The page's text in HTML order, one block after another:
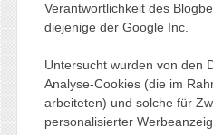
Verantwortlichkeit des
diejenige der Google Inc.
Untersucht wurden von den
Analyse-Cookies (die im
arbeiteten) und solche für
personalisierter